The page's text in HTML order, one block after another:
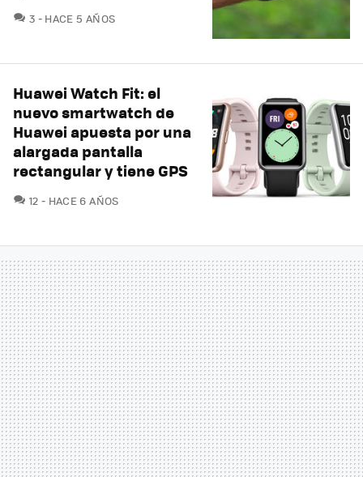
3 COMENTARIOS
HACE 5 AÑOS
Huawei Watch Fit: el
nuevo smartwatch de
Huawei apuesta por una
alargada pantalla
rectangular y tiene GPS
12 COMENTARIOS
HACE 6 AÑOS